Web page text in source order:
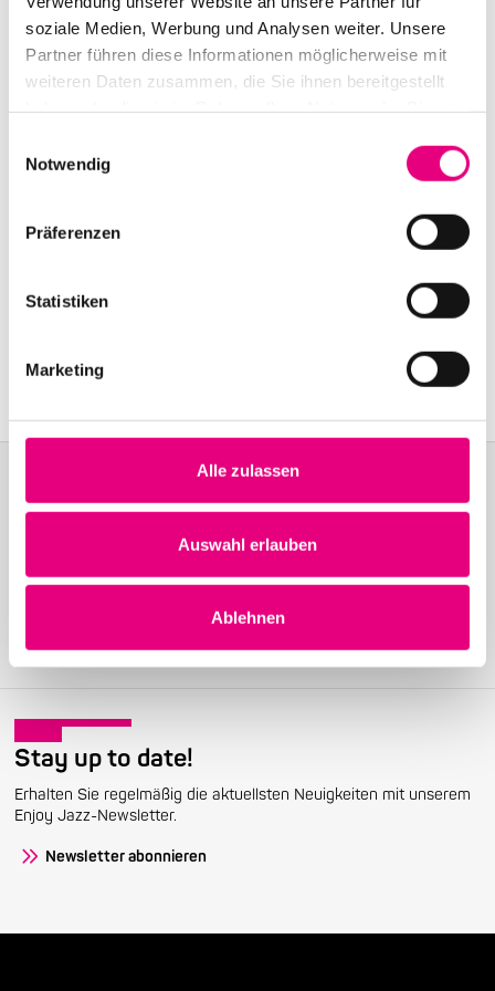
soziale Medien, Werbung und Analysen weiter. Unsere
Partner führen diese Informationen möglicherweise mit
weiteren Daten zusammen, die Sie ihnen bereitgestellt
Notwendig
Präferenzen
Statistiken
Marketing
Alle zulassen
Auswahl erlauben
Ablehnen
Karlstor 1, Heidelberg
Event Serie:
Vincent Peirani Quintet
Become a friend!
Treten Sie dem Enjoy Jazz-Freundeskreis bei und erhalten Sie
Stay up to date!
Erhalten Sie regelmäßig die aktuellsten Neuigkeiten mit unserem
Enjoy Jazz-Newsletter.
Newsletter abonnieren